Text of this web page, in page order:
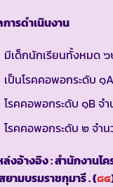
ารดำเนินงาน
มีเด็กนักเรียนทั้งหมด
เป็นโรคคอพอกระดับ ๑
โรคคอพอกระดับ ๑B จ
โรคคอพอกระดับ ๒ จำ
งอ้างอิง : สำนักงานโ
ยามบรมราชกุมารี . (๘๔